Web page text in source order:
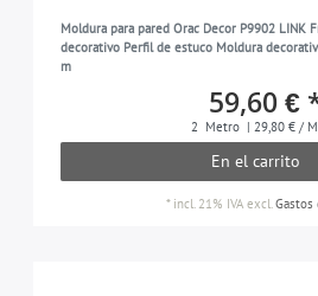
Moldura para pared Orac Decor P9902 LINK
decorativo Perfil de estuco Moldura
m
59,60 €
2 Metro | 29,80 € /
En el carrito
* incl. 21% IVA excl.Gastos